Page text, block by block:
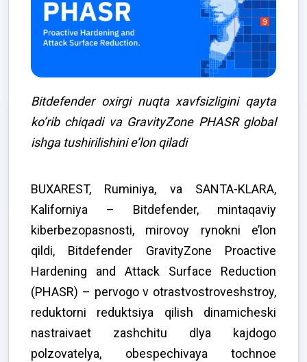
Bitdefender oxirgi nuqta xavfsizligini qayta
ko’rib chiqadi va GravityZone PHASR global
ishga tushirilishini e’lon qiladi
BUXAREST, Ruminiya, va SANTA-KLARA,
Kaliforniya – Bitdefender, mintaqaviy
kiberbezopasnosti, mirovoy rynokni e’lon
qildi, Bitdefender GravityZone Proactive
Hardening and Attack Surface Reduction
(PHASR) – pervogo v otrastvostroveshstroy,
reduktorni reduktsiya qilish dinamicheski
nastraivaet zashchitu dlya kajdogo
polzovatelya, obespechivaya tochnoe